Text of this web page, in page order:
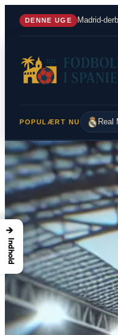
Spring
DENNE UGE Madrid-
POPULÆRT NU Real
→
Indhold